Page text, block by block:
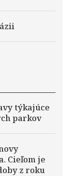
týkajúce
parkov
Cieľom je
z roku